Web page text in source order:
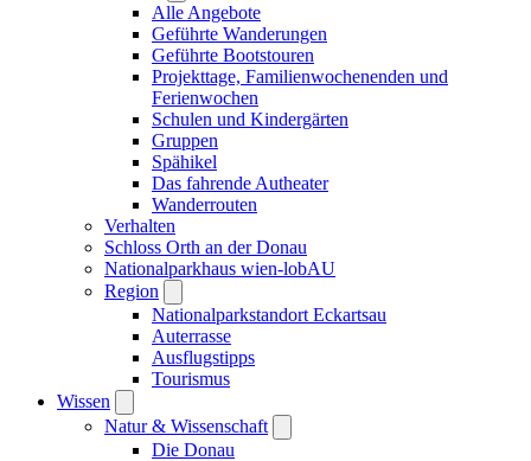
Alle Angebote
Geführte Wanderungen
Geführte Bootstouren
Projekttage, Familienwochenenden und
Ferienwochen
Schulen und Kindergärten
Gruppen
Spähikel
Das fahrende Autheater
Wanderrouten
Verhalten
Schloss Orth an der Donau
Nationalparkhaus wien-lobAU
Region
Nationalparkstandort Eckartsau
Auterrasse
Ausflugstipps
Tourismus
Wissen
Natur & Wissenschaft
Die Donau